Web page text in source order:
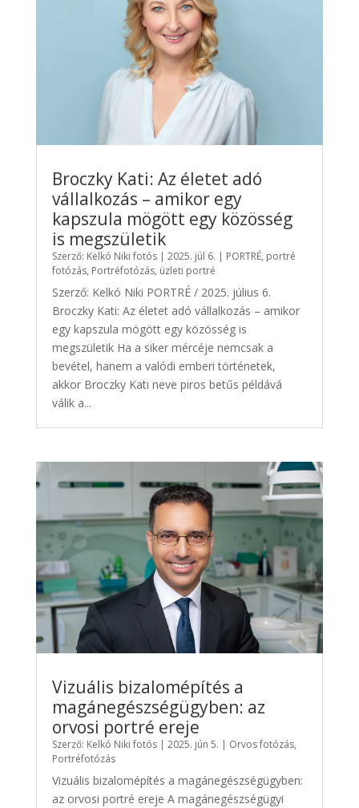
Broczky Kati: Az életet adó
vállalkozás – amikor egy
kapszula mögött egy közösség
is megszületik
Szerző: Kelkó Niki fotós| 2025. júl 6. | PORTRÉ, portré
fotózás, Portréfotózás, üzleti portré
Szerző: Kelkó Niki PORTRÉ / 2025. július 6.
Broczky Kati: Az életet adó vállalkozás – amikor
egy kapszula mögött egy közösség is
megszületik Ha a siker mércéje nemcsak a
bevétel, hanem a valódi emberi történetek,
akkor Broczky Kati neve piros betűs példává
válik a...
Vizuális bizalomépítés a
magánegészségügyben: az
orvosi portré ereje
Szerző: Kelkó Niki fotós| 2025. jún 5. | Orvos fotózás,
Portréfotózás
Vizuális bizalomépítés a magánegészségügyben:
az orvosi portré ereje A magánegészségügyi